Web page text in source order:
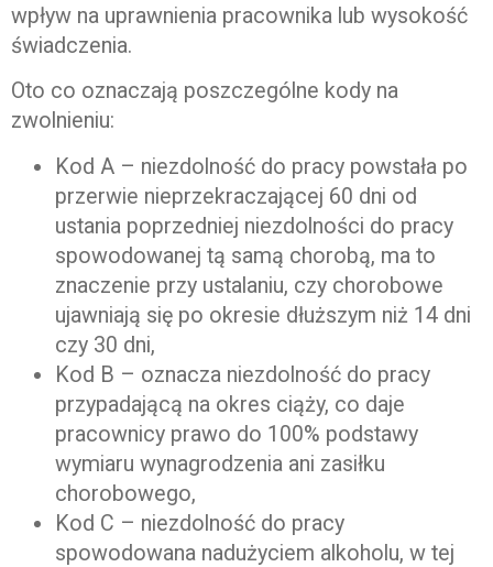
wpływ na uprawnienia pracownika lub wysokość
świadczenia.
Oto co oznaczają poszczególne kody na
zwolnieniu:
Kod A – niezdolność do pracy powstała po
przerwie nieprzekraczającej 60 dni od
ustania poprzedniej niezdolności do pracy
spowodowanej tą samą chorobą, ma to
znaczenie przy ustalaniu, czy chorobowe
ujawniają się po okresie dłuższym niż 14 dni
czy 30 dni,
Kod B – oznacza niezdolność do pracy
przypadającą na okres ciąży, co daje
pracownicy prawo do 100% podstawy
wymiaru wynagrodzenia ani zasiłku
chorobowego,
Kod C – niezdolność do pracy
spowodowana nadużyciem alkoholu, w tej